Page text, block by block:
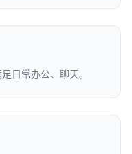
日常办公、聊天。